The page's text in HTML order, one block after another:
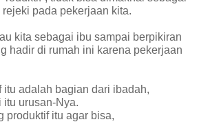
pada pekerjaan kita.
kita sebagai ibu sampai berpikiran
hadir di rumah ini karena pekerjaan
itu adalah bagian dari ibadah,
urusan-Nya.
produktif itu agar bisa,